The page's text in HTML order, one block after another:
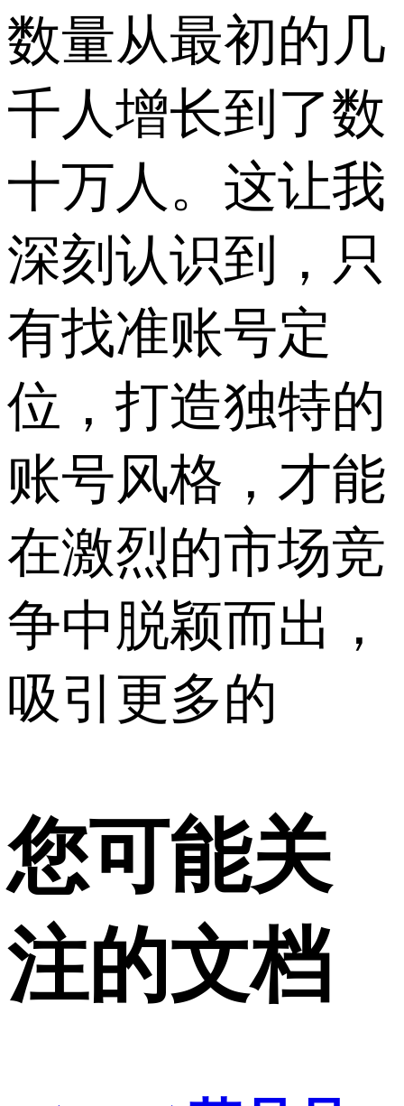
数量从最初的几
千人增长到了数
十万人。这让我
深刻认识到，只
有找准账号定
位，打造独特的
账号风格，才能
在激烈的市场竞
争中脱颖而出，
吸引更多的
您可能关
注的文档